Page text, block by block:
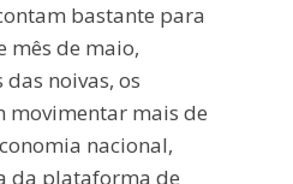
bastante para
mês de maio,
noivas, os
movimentar mais de
nacional,
da plataforma de